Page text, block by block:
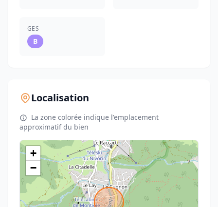
GES
B
Localisation
La zone colorée indique l'emplacement
approximatif du bien
+
−